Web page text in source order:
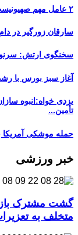
۲ عامل مهم صهیونیست‌ها در جنگ‌های ۱۲ روزه و ۴۰ روزه اعدام شدند
سارقان زورگیر در
سخنگوی ارتش: سرنوشت ۳ خلبان ما هنوز
آغاز سبز بورس با رشد ۱۱۰ هزار واحدی شاخص
یزدی خواه:انبوه
تأمین...
حمله موشکی آمریکا به ۲ خوابگاه دانشجویی در
خبر ورزشی
متخلف به